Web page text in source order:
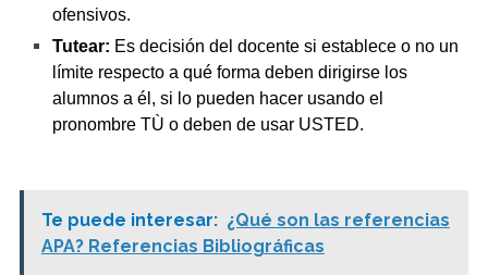
ofensivos.
Tutear: Es decisión del docente si establece o no un
límite respecto a qué forma deben dirigirse los
alumnos a él, si lo pueden hacer usando el
pronombre TÙ o deben de usar USTED.
Te puede interesar: ¿Qué son las referencias
APA? Referencias Bibliográficas